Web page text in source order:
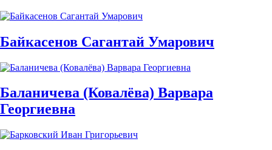
Байкасенов Сагантай Умарович
Баланичева (Ковалёва) Варвара
Георгиевна